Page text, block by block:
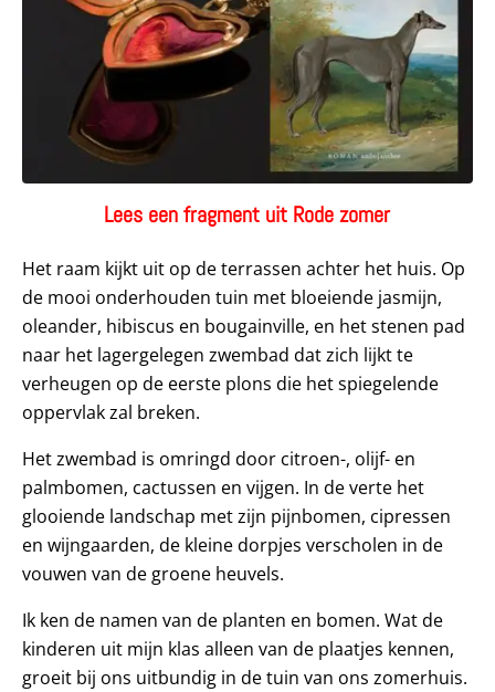
Lees een fragment uit Rode zomer
Het raam kijkt uit op de terrassen achter het huis. Op
de mooi onderhouden tuin met bloeiende jasmijn,
oleander, hibiscus en bougainville, en het stenen pad
naar het lager­gelegen zwembad dat zich lijkt te
verheugen op de eerste plons die het spiegelende
oppervlak zal breken.
Het zwembad is omringd door citroen-, olijf- en
palmbomen, cactussen en vijgen. In de verte het
glooiende landschap met zijn pijnbomen, cipressen
en wijngaarden, de kleine dorpjes verscholen in de
vouwen van de groene heuvels.
Ik ken de namen van de planten en bomen. Wat de
kinderen uit mijn klas alleen van de plaatjes kennen,
groeit bij ons uitbundig in de tuin van ons zomerhuis.